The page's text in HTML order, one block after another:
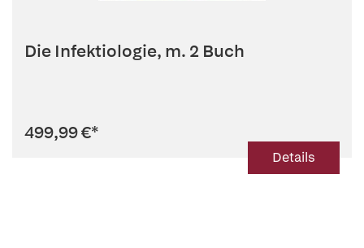
Die Infektiologie, m. 2 Buch
499,99 €*
Details